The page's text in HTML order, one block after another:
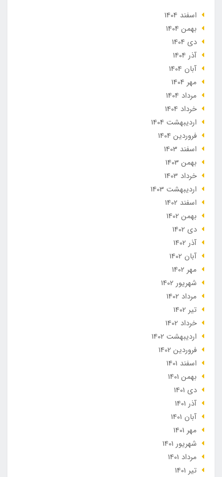
اسفند 1404
بهمن 1404
دی 1404
آذر 1404
آبان 1404
مهر 1404
مرداد 1404
خرداد 1404
ارديبهشت 1404
فروردین 1404
اسفند 1403
بهمن 1403
خرداد 1403
ارديبهشت 1403
اسفند 1402
بهمن 1402
دی 1402
آذر 1402
آبان 1402
مهر 1402
شهریور 1402
مرداد 1402
تير 1402
خرداد 1402
ارديبهشت 1402
فروردین 1402
اسفند 1401
بهمن 1401
دی 1401
آذر 1401
آبان 1401
مهر 1401
شهریور 1401
مرداد 1401
تير 1401